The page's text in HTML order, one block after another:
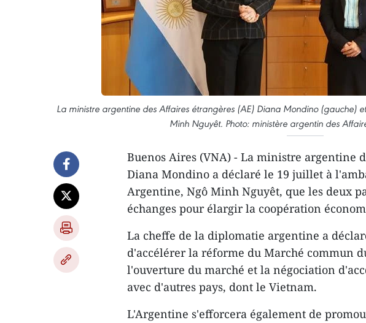
La ministre argentine des Affaires étrangères (AE) Diana Mondino (gauche)
Minh Nguyêt. Photo: ministère argentin des
Buenos Aires (VNA) - La ministre argentine
Diana Mondino a déclaré le 19 juillet à
Argentine, Ngô Minh Nguyêt, que les deux
échanges pour élargir la coopération
La cheffe de la diplomatie argentine a
d'accélérer la réforme du Marché commun
l'ouverture du marché et la négociation
avec d'autres pays, dont le Vietnam.
L'Argentine s'efforcera également de